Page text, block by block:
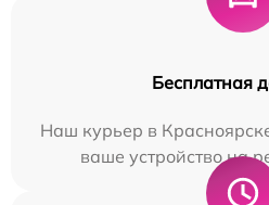
Бесплатная
Наш курьер в
ваше устройство на